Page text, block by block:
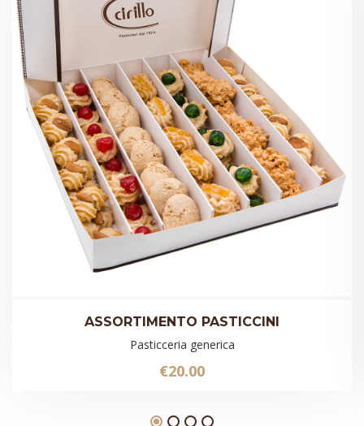
ASSORTIMENTO PASTICCINI
Pasticceria generica
€20.00